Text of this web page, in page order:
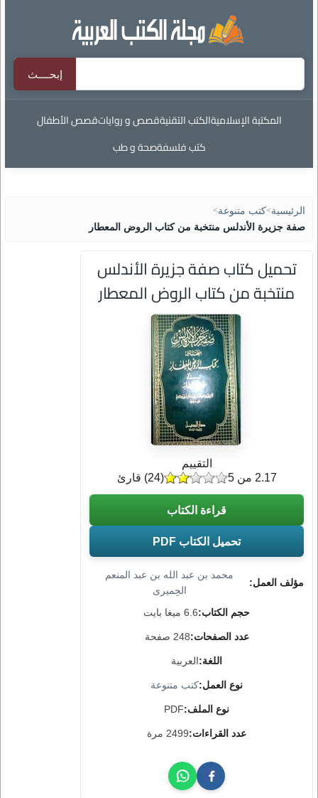
المكتبة الإسلاميةالكتب التقنيةقصص و رواياتقصص الأطفال
كتب فلسفةصحة و طب
الرئيسية>كتب متنوعة>
صفة جزيرة الأندلس منتخبة من كتاب الروض المعطار
تحميل كتاب صفة جزيرة الأندلس
منتخبة من كتاب الروض المعطار
مؤلف العمل:
محمد بن عبد الله بن عبد المنعم
الحِميرى
حجم الكتاب:6.6 ميغا بايت
عدد الصفحات:248 صفحة
اللغة:العربية
نوع العمل:كتب متنوعة
نوع الملف:PDF
عدد القراءات:2499 مرة
التقييم
(
24) قارئ 2.17 من 5
قراءة الكتاب
تحميل الكتاب PDF